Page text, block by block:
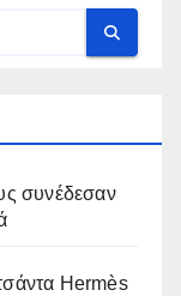
συνέδεσαν
Hermès